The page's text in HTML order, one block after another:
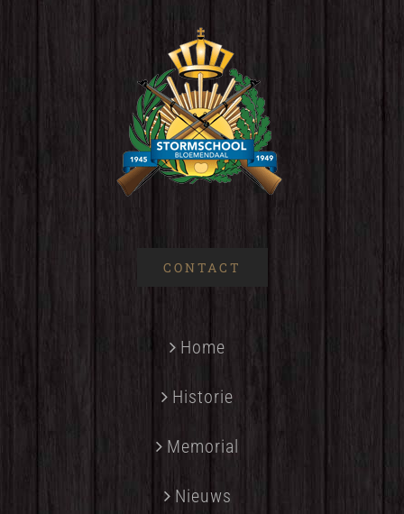
CONTACT
Home
Historie
Memorial
Nieuws